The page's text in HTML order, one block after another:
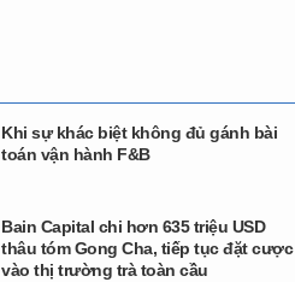
Khi sự khác biệt không đủ gánh bài
toán vận hành F&B
Bain Capital chi hơn 635 triệu USD
thâu tóm Gong Cha, tiếp tục đặt cược
vào thị trường trà toàn cầu